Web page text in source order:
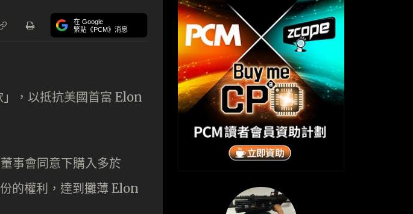
在 Google
緊貼《PCM》消息
，以抵抗美國首富 Elon
事會同意下購入多於
的權利，達到攤薄 Elon